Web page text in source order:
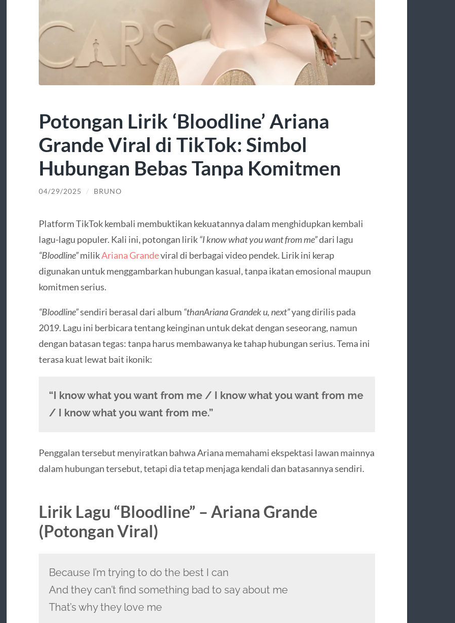
Potongan Lirik ‘Bloodline’ Ariana
Grande Viral di TikTok: Simbol
Hubungan Bebas Tanpa Komitmen
04/29/2025 / BRUNO
Platform TikTok kembali membuktikan kekuatannya dalam menghidupkan kembali
lagu-lagu populer. Kali ini, potongan lirik“I know what you want from me”dari lagu
“Bloodline”milikAriana Grandeviral di berbagai video pendek. Lirik ini kerap
digunakan untuk menggambarkan hubungan kasual, tanpa ikatan emosional maupun
komitmen serius.
“Bloodline”sendiri berasal dari album “thanAriana Grandek u, next”yang dirilis pada
2019. Lagu ini berbicara tentang keinginan untuk dekat dengan seseorang, namun
dengan batasan tegas: tanpa harus membawanya ke tahap hubungan serius. Tema ini
terasa kuat lewat bait ikonik:
“I know what you want from me / I know what you want from me
/ I know what you want from me.”
Penggalan tersebut menyiratkan bahwa Ariana memahami ekspektasi lawan mainnya
dalam hubungan tersebut, tetapi dia tetap menjaga kendali dan batasannya sendiri.
Lirik Lagu “Bloodline” – Ariana Grande
(Potongan Viral)
Because I’m trying to do the best I can
And they can’t find something bad to say about me
That’s why they love me